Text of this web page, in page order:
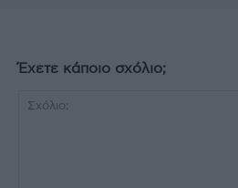
Έχετε κάποιο σχόλιο;